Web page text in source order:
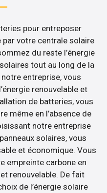
pour entreposer
votre centrale solaire
du reste l’énergie
tout au long de la
entreprise, vous
renouvelable et
de batteries, vous
même en l’absence de
notre entreprise
solaires, vous
et économique. Vous
empreinte carbone en
renouvelable. De fait
de l’énergie solaire